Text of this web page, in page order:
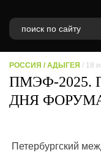
РОССИЯ /АДЫГЕЯ / 18
ПМЭФ-2025.
ДНЯ
Петербургский